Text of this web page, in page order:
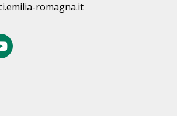
romagna.it